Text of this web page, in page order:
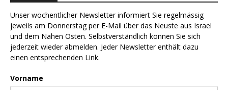
Unser wöchentlicher Newsletter informiert Sie regelmässig
jeweils am Donnerstag per E-Mail über das Neuste aus Israel
und dem Nahen Osten. Selbstverständlich können Sie sich
jederzeit wieder abmelden. Jeder Newsletter enthält dazu
einen entsprechenden Link.
Vorname